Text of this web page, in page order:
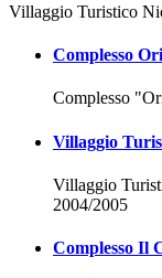
Villaggio Turistico
Complesso
Complesso
Villaggio
Villaggio
2004/2005
Complesso Il